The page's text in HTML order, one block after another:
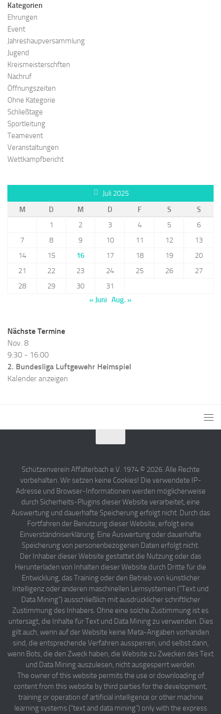
Kategorien
Ehrungen
Event
Jahreshaupversammlung
Jugend
Kreismeisterschften
Nachruf
Öffnungszeiten
Ohne Kategorie
Schließtage
Sportleitung
Teamevent
Veranstaltungen
Wettkampfbericht
Juli 2025
M
D M D F S
S
1
2 3 4 5
6
7
8 9 10 11 12
13
14
15 16 17 18 19
20
21
22 23 24 25 26
27
28
29 30
31
« Juni Aug. »
Nächste Termine
Nov. 8
9:30 - 16:00
2. Bundesliga Luftgewehr Heimspiel
Kalender anzeigen
Schützenverein Affalterbach e.V. 1974 © 2026. Alle Rechte
vorbehalten. Wir setzen keine Cookies! Die verwendete IP-
Adresse und Browser-Informationen werden möglicherweise
durch Sicherheits-Plugins dieser Website verarbeitet, eine
Auswertung und dauerhafte Speicherung erfolgt nicht. Durch das
Fortfahren der Benutzung dieser Website, erfolgt eine
Einverständniserklärung. Eine Auswertung oder dauerhafte
Speicherung von personenbezogenen Daten erfolgt nicht.
Der Inhaber dieser Website gestattet die Nutzung oder das
Herunterladen von Inhalten dieser Website durch Dritte für die
Entwicklung, das Training oder den Betrieb von künstlicher
Intelligenz oder anderen maschinellen Lernsystemen ("Text und
Data Mining") ausschließlich mit ausdrücklicher schriftlicher
Zustimmung des Inhabers. Ohne eine solche Zustimmung ist es
untersagt, die Inhalte für Text und Data Mining zu verwenden. Dies
gilt auch, wenn auf der Website keine Meta-Angaben vorhanden
sind, die entsprechende Verfahren aussperren, und selbst dann,
wenn Bots, die den Zweck haben, die Website zu Zwecken des Text
und Data Mining auszulesen, nicht ausgesperrt werden.
The owner of this website permits the use or downloading of
content from this website by third parties for the development,
training or operation of artificial intelligence or other machine
learning systems (“text and data mining”) only with the express